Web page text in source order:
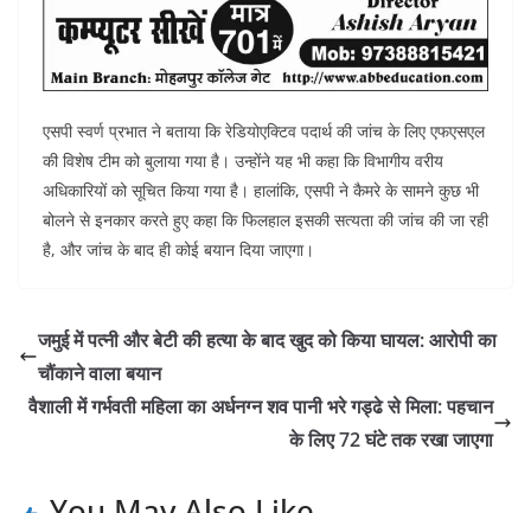
एसपी स्वर्ण प्रभात ने बताया कि रेडियोएक्टिव पदार्थ की जांच के लिए एफएसएल
की विशेष टीम को बुलाया गया है। उन्होंने यह भी कहा कि विभागीय वरीय
अधिकारियों को सूचित किया गया है। हालांकि, एसपी ने कैमरे के सामने कुछ भी
बोलने से इनकार करते हुए कहा कि फिलहाल इसकी सत्यता की जांच की जा रही
है, और जांच के बाद ही कोई बयान दिया जाएगा।
जमुई में पत्नी और बेटी की हत्या के बाद खुद को किया घायल: आरोपी का
चौंकाने वाला बयान
वैशाली में गर्भवती महिला का अर्धनग्न शव पानी भरे गड्ढे से मिला: पहचान
के लिए 72 घंटे तक रखा जाएगा